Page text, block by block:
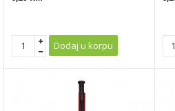
Dodaj u korpu